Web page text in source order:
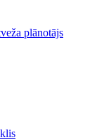
plānotājs